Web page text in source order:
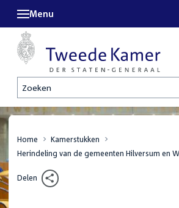
Zoeken
Menu
Home
Kamerstukken
Herindeling van de gemeenten Hilversum en
Delen